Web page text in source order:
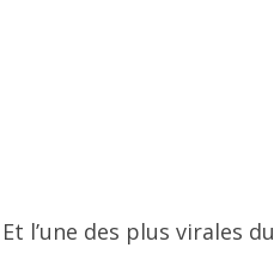
l’une des plus virales du